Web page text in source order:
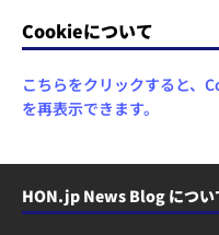
Cookieについて
こちらをクリックすると、
を再表示できます。
HON.jp News Blog につい